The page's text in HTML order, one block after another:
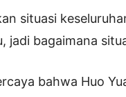
situasi
jadi bagaimana
bahwa Huo